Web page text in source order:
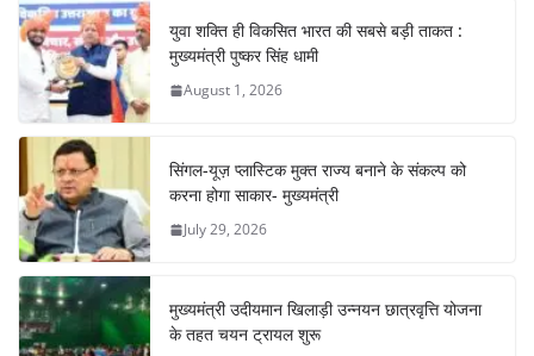
युवा शक्ति ही विकसित भारत की सबसे बड़ी ताकत :
मुख्यमंत्री पुष्कर सिंह धामी
August 1, 2026
सिंगल-यूज़ प्लास्टिक मुक्त राज्य बनाने के संकल्प को
करना होगा साकार- मुख्यमंत्री
July 29, 2026
मुख्यमंत्री उदीयमान खिलाड़ी उन्नयन छात्रवृत्ति योजना
के तहत चयन ट्रायल शुरू